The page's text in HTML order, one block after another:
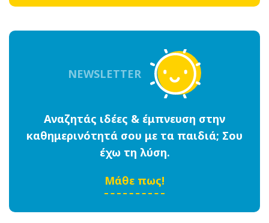
NEWSLETTER
Αναζητάς ιδέες & έμπνευση στην
καθημερινότητά σου με τα παιδιά; Σου
έχω τη λύση.
Μάθε πως!